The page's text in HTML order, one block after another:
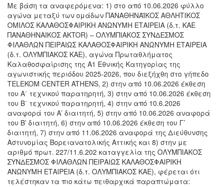
Με βάση τα αναφερόμενα: 1) στο από 10.06.2026 φύλλο
αγώνα μεταξύ των ομάδων ΠΑΝΑΘΗΝΑΪΚΟΣ ΑΘΛΗΤΙΚΟΣ
ΟΜΙΛΟΣ ΚΑΛΑΘΟΣΦΑΙΡΙΚΗ ΑΝΩΝΥΜΗ ΕΤΑΙΡΕΙΑ (δ.τ. ΚΑΕ
ΠΑΝΑΘΗΝΑΙΚΟΣ AKTOR) – ΟΛΥΜΠΙΑΚΟΣ ΣΥΝΔΕΣΜΟΣ
ΦΙΛΑΘΛΩΝ ΠΕΙΡΑΙΩΣ ΚΑΛΑΘΟΣΦΑΙΡΙΚΗ ΑΝΩΝΥΜΗ ΕΤΑΙΡΕΙΑ
(δ.τ. ΟΛΥΜΠΙΑΚΟΣ ΚΑΕ), αγώνα Πρωταθλήματος
Καλαθοσφαίρισης της Α1 Εθνικής Κατηγορίας της
αγωνιστικής περιόδου 2025-2026, που διεξήχθη στο γήπεδο
TELEKOM CENTER ATHENS, 2) στην από 10.06.2026 έκθεση
του Α΄ τεχνικού παρατηρητή, 3) στην από 10.06.2026 έκθεση
του Β΄ τεχνικού παρατηρητή, 4) στην από 10.6.2026
αναφορά του Α’ διαιτητή, 5) στην από 10.06.2026 αναφορά
του Β’ διαιτητή, 6) στην από 10.06.2026 έκθεση του Γ’
διαιτητή, 7) στην από 11.06.2026 αναφορά της Διεύθυνσης
Αστυνομίας Βορειανατολικής Αττικής και 8) στην με
αριθμό πρωτ. 227/11.6.202 καταγγελία της ΟΛΥΜΠΙΑΚΟΣ
ΣΥΝΔΕΣΜΟΣ ΦΙΛΑΘΛΩΝ ΠΕΙΡΑΙΩΣ ΚΑΛΑΘΟΣΦΑΙΡΙΚΗ
ΑΝΩΝΥΜΗ ΕΤΑΙΡΕΙΑ (δ.τ. ΟΛΥΜΠΙΑΚΟΣ ΚΑΕ), φέρεται ότι
τελέστηκαν τα πιο κάτω πειθαρχικά παραπτώματα: